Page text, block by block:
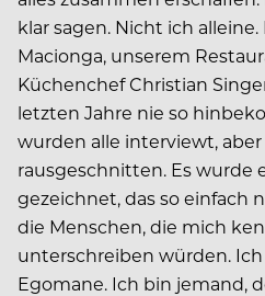
klar sagen. Nicht ich
Macionga, unserem
Küchenchef Christian
letzten Jahre nie so
wurden alle interviewt,
rausgeschnitten. Es wurde
gezeichnet, das so einfach
die Menschen, die mich
unterschreiben würden.
Egomane. Ich bin jemand,